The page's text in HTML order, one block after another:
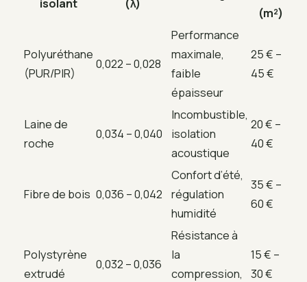
(m²)
Polyuréthane
(PUR/PIR)
0,022 – 0,028
Performance
maximale,
faible
épaisseur
25 € –
45 €
Laine de
roche
0,034 – 0,040
Incombustible,
isolation
acoustique
20 € –
40 €
Fibre de bois 0,036 – 0,042
Confort d’été,
régulation
humidité
35 € –
60 €
Polystyrène
extrudé
0,032 – 0,036
Résistance à
la
compression,
15 € –
30 €